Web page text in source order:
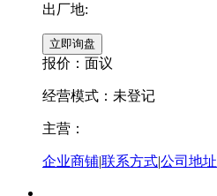
出厂地:
报价： 面议
经营模式：未登记
主营：
企业商铺|联系方式|公司地址